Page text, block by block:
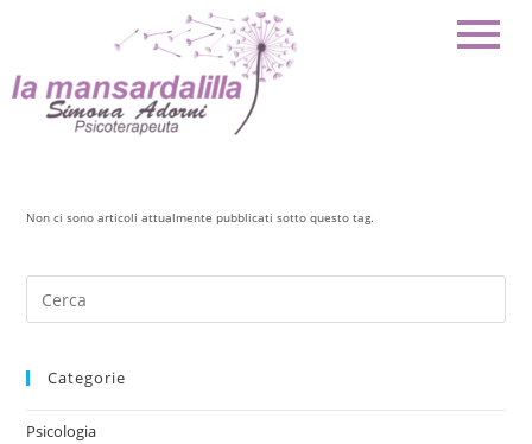
Non ci sono articoli attualmente pubblicati sotto questo tag.
Categorie
Psicologia